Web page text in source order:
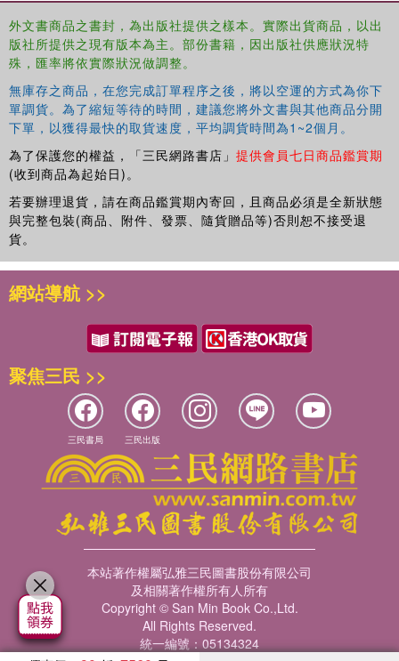
外文書商品之書封，為出版社提供之樣本。實際出貨商品，以出
版社所提供之現有版本為主。部份書籍，因出版社供應狀況特
殊，匯率將依實際狀況做調整。
無庫存之商品，在您完成訂單程序之後，將以空運的方式為你下
單調貨。為了縮短等待的時間，建議您將外文書與其他商品分開
下單，以獲得最快的取貨速度，平均調貨時間為1~2個月。
為了保護您的權益，「三民網路書店」 提供會員七日商品鑑賞期
(收到商品為起始日)。
若要辦理退貨，請在商品鑑賞期內寄回，且商品必須是全新狀態
與完整包裝(商品、附件、發票、隨貨贈品等)否則恕不接受退
貨。
網站導航 >>
聚焦三民 >>
三民書局 三民出版
本站著作權屬弘雅三民圖書股份有限公司
及相關著作權所有人所有
Copyright © San Min Book Co.,Ltd.
All Rights Reserved.
統一編號：05134324